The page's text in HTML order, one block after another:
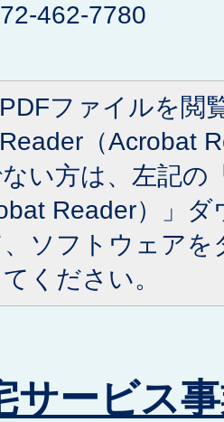
462-7780
PDFファイルを閲
Reader（Acrobat
い方は、左記の
Reader）」
ソフトウェア
ください。
サービス